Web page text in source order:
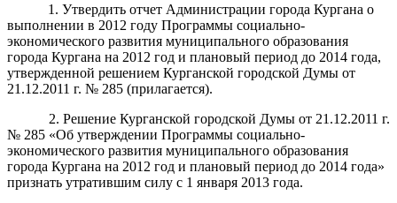
1. Утвердить отчет Администрации города Кургана о
выполнении в 2012 году Программы социально-
экономического развития муниципального образования
города Кургана на 2012 год и плановый период до 2014 года,
утвержденной решением Курганской городской Думы от
21.12.2011 г. № 285 (прилагается).
2. Решение Курганской городской Думы от 21.12.2011 г.
№ 285 «Об утверждении Программы социально-
экономического развития муниципального образования
города Кургана на 2012 год и плановый период до 2014 года»
признать утратившим силу с 1 января 2013 года.